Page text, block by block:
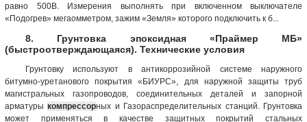
равно 500В. Измерения выполнять при включенном выключателе
«Подогрев» мегаомметром, зажим «Земля» которого подключить к б...
8. Грунтовка эпоксидная «Праймер МБ»
(быстроотверждающаяся). Технические условия
Грунтовку используют в антикоррозийной системе наружного
битумно-уретанового покрытия «БИУРС», для наружной защиты труб
магистральных газопроводов, соединительных деталей и запорной
арматурыкомпрессорных и Газораспределительных станций. Грунтовка
может применяться в качестве защитных покрытий стальных